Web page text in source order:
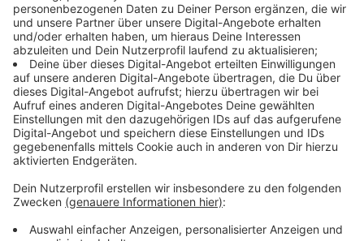
Gewerbesteuer-Ausgleich-Gesetz bekommt, fast 61
Millionen Euro. Fast die Hälfte davon bekommt die
Stadt Troisdorf mit knapp 29 Millionen Euro.MoF
Anzeige
Anzeige